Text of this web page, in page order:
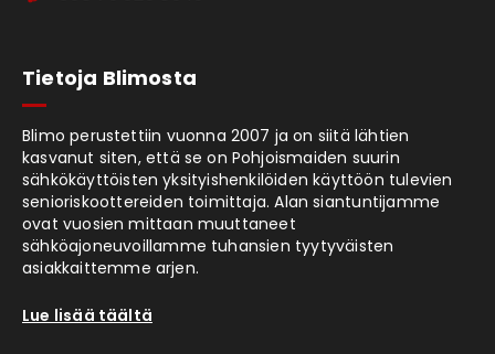
Tietoja Blimosta
Blimo perustettiin vuonna 2007 ja on siitä lähtien
kasvanut siten, että se on Pohjoismaiden suurin
sähkökäyttöisten yksityishenkilöiden käyttöön tulevien
senioriskoottereiden toimittaja. Alan siantuntijamme
ovat vuosien mittaan muuttaneet
sähköajoneuvoillamme tuhansien tyytyväisten
asiakkaittemme arjen.
Lue lisää täältä